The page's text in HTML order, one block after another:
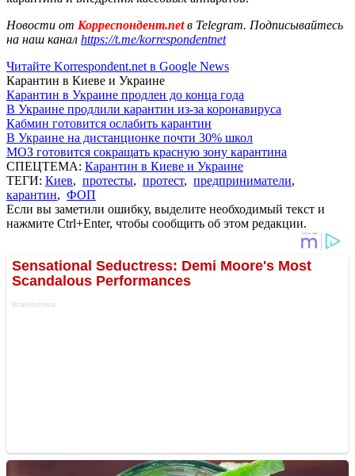
Новости от Корреспондент.netв Telegram. Подписывайтесь
на наш канал https://t.me/korrespondentnet
Читайте Korrespondent.net в Google News
Карантин в Киеве и Украине
Карантин в Украине продлен до конца года
В Украине продлили карантин из-за коронавируса
Кабмин готовится ослабить карантин
В Украине на дистанционке почти 30% школ
МОЗ готовится сокращать красную зону карантина
СПЕЦТЕМА: Карантин в Киеве и Украине
ТЕГИ: Киев, протесты, протест, предприниматели,
карантин, ФОП
Если вы заметили ошибку, выделите необходимый текст и
нажмите Ctrl+Enter, чтобы сообщить об этом редакции.